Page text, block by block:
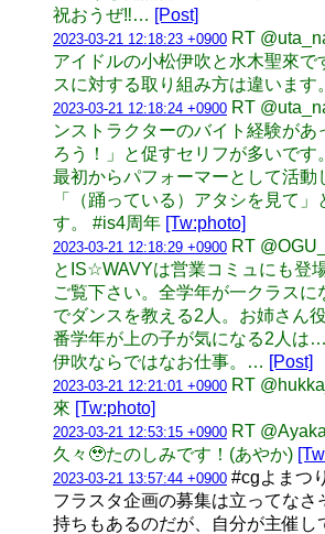
祝おうぜ‼️… [Post]
2023-03-21 12:18:23 +0900 RT
アイドルの小松伊吹と水木聖來で
スに対する取り組み方は違います
2023-03-21 12:18:24 +0900 RT
ンストラクターのバイト経験があ
ろう！」と促すセリフが多いです
最初からパフォーマーとして活動
「（踊っている）アタシを見て
す。 #is4周年 [Tw:photo]
2023-03-21 12:18:29 +0900 RT
とIS☆WAVYは営業コミュにも登
ご覧下さい。全学年が一クラスに
でダンスを教える2人。お姉さん
番学年が上の子が気になる2人は
伊吹ならではなお仕事。… [Post]
2023-03-21 12:21:01 +0900 RT
來 [Tw:photo]
2023-03-21 12:53:15 +0900 RT
久々🥹たのしみです！(あやか)
2023-03-21 13:57:44 +0900 #cgよまつ
フラスタ企画の募集は立ってなさ
持ちもあるのだが、自分が主催し